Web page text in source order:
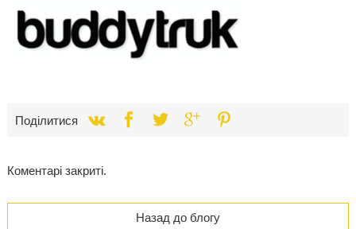
Поділитися
Коментарі закриті.
Назад до блогу